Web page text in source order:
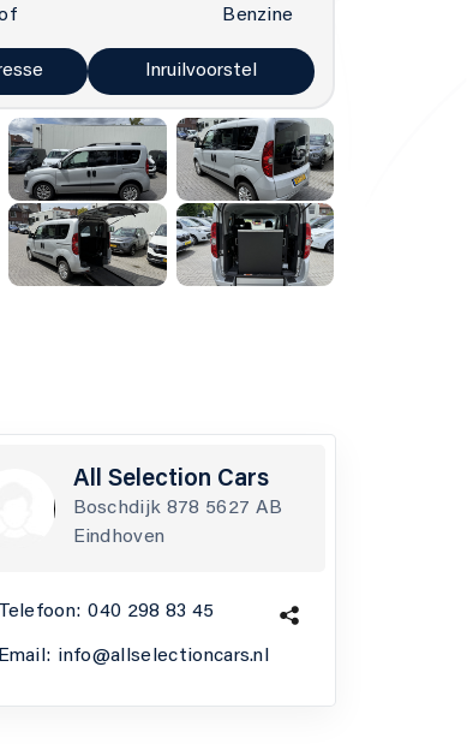
Openingstijden
Ma – vrij:
10.00 – 17.00 uur
Zaterdag: 10.00 – 15.00 uur
Alleen op afspraak
Benzine
Inruilvoorstel
All Selection Cars
Boschdijk 878 5627 AB
Eindhoven
Telefoon: 040 298 83 45
Email: info@allselectioncars.nl